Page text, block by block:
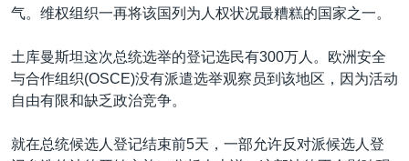
气。维权组织一再将该国列为人权状况最糟糕的国家之一。
土库曼斯坦这次总统选举的登记选民有300万人。欧洲安全
与合作组织(OSCE)没有派遣选举观察员到该地区，因为活动
自由有限和缺乏政治竞争。
就在总统候选人登记结束前5天，一部允许反对派候选人登